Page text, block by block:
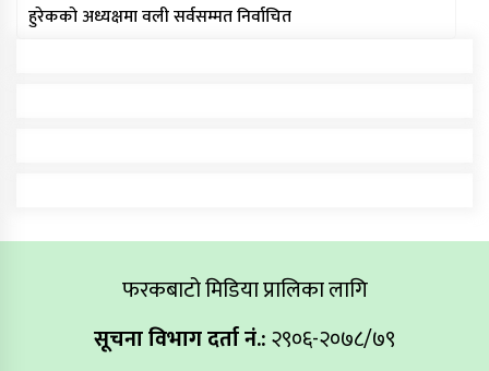
हुरेकको अध्यक्षमा वली सर्वसम्मत निर्वाचित
फरकबाटो मिडिया प्रालिका लागि
सूचना विभाग दर्ता नं.:२९०६-२०७८/७९